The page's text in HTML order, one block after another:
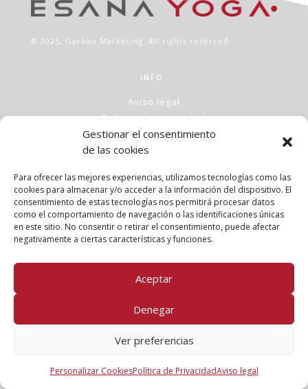
Gestionar el consentimiento
de las cookies
Para ofrecer las mejores experiencias, utilizamos tecnologías como las
cookies para almacenar y/o acceder a la información del dispositivo. El
consentimiento de estas tecnologías nos permitirá procesar datos
como el comportamiento de navegación o las identificaciones únicas
en este sitio. No consentir o retirar el consentimiento, puede afectar
negativamente a ciertas características y funciones.
Aceptar
Denegar
Ver preferencias
Personalizar CookiesPolítica de PrivacidadAviso legal
© 2025, Garbau Marketing. All rights reserved.
INFO
Aviso legal
Política de privacidad
Política de cookies
Clases
Conócenos
FOLLOW US!